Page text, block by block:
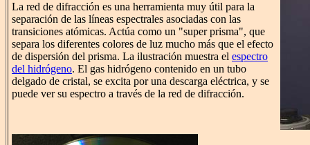
La red de difracción es una herramienta muy útil para la
separación de las líneas espectrales asociadas con las
transiciones atómicas. Actúa como un "super prisma", que
separa los diferentes colores de luz mucho más que el efecto
de dispersión del prisma. La ilustración muestra el espectro
del hidrógeno. El gas hidrógeno contenido en un tubo
delgado de cristal, se excita por una descarga eléctrica, y se
puede ver su espectro a través de la red de difracción.